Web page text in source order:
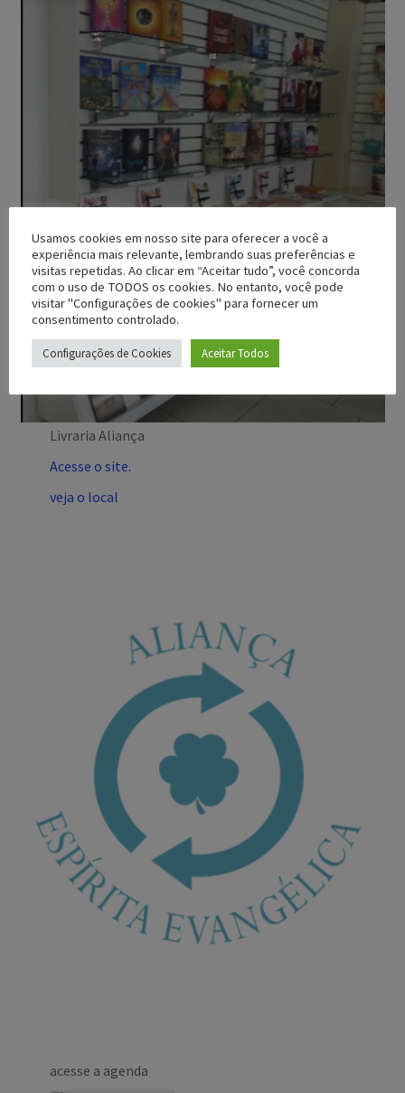
Livraria Aliança
Acesse o site.
veja o local
acesse a agenda
Usamos cookies em nosso site para oferecer a você a
experiência mais relevante, lembrando suas preferências e
visitas repetidas. Ao clicar em “Aceitar tudo”, você concorda
com o uso de TODOS os cookies. No entanto, você pode
visitar "Configurações de cookies" para fornecer um
consentimento controlado.
Configurações de Cookies Aceitar Todos